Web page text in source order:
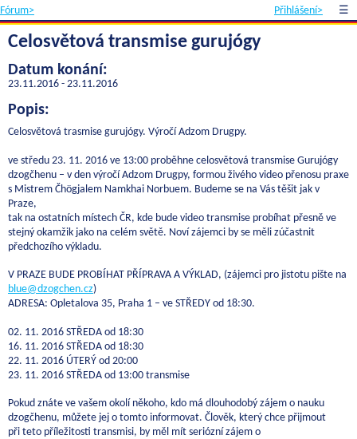
Fórum> Přihlášení> ☰
Celosvětová transmise gurujógy
Datum konání:
23.11.2016 - 23.11.2016
Popis:
Celosvětová trasmise gurujógy. Výročí Adzom Drugpy.
ve středu 23. 11. 2016 ve 13:00 proběhne celosvětová transmise Gurujógy
dzogčhenu – v den výročí Adzom Drugpy, formou živého video přenosu praxe
s Mistrem Čhögjalem Namkhai Norbuem. Budeme se na Vás těšit jak v
Praze,
tak na ostatních místech ČR, kde bude video transmise probíhat přesně ve
stejný okamžik jako na celém světě. Noví zájemci by se měli zúčastnit
předchozího výkladu.
V PRAZE BUDE PROBÍHAT PŘÍPRAVA A VÝKLAD, (zájemci pro jistotu pište na
blue@dzogchen.cz)
ADRESA: Opletalova 35, Praha 1 – ve STŘEDY od 18:30.
02. 11. 2016 STŘEDA od 18:30
16. 11. 2016 STŘEDA od 18:30
22. 11. 2016 ÚTERÝ od 20:00
23. 11. 2016 STŘEDA od 13:00 transmise
Pokud znáte ve vašem okolí někoho, kdo má dlouhodobý zájem o nauku
dzogčhenu, můžete jej o tomto informovat. Člověk, který chce přijmout
při teto příležitosti transmisi, by měl mít seriózní zájem o